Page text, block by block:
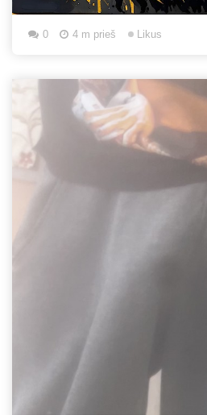
0 4 m prieš Likus